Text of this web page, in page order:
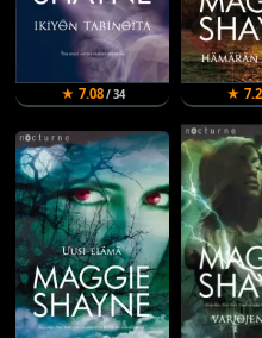
★ 7.08/ 34 ★